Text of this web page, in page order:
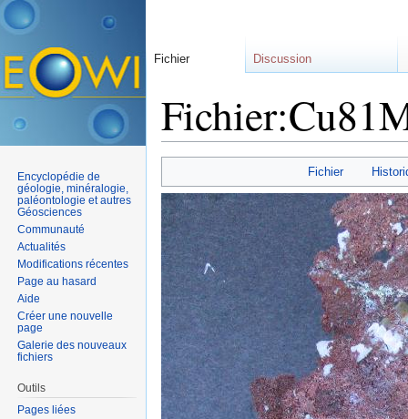
Fichier
Fichier Discussion
Encyclopédie de
géologie, minéralogie,
paléontologie et autres
Géosciences
Communauté
Actualités
Modifications récentes
Page au hasard
Aide
Créer une nouvelle
page
Galerie des nouveaux
fichiers
Outils
Pages liées